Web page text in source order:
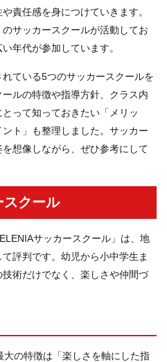
責任感を身につけていきます。
サッカースクールが活動してお
年代が参加しています。
ている5つのサッカースクールを
ルの特徴や指導方針、クラス内
って知っておきたい「メリッ
ト」も整理しました。サッカー
想像しながら、ぜひ参考にして
スクール
サッカースクール」は、地
評判です。幼児から小中学生ま
術だけでなく、楽しさや仲間づ
の特徴は「楽しさを軸にした指